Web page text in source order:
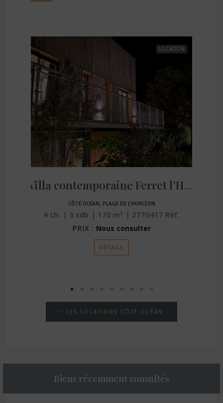
LOCATION
Villa contemporaine Ferret l’Horizon
CÔTÉ OCÉAN, PLAGE DE L'HORIZON
4 ch. 3 sdb 170 m² 2770417 Réf.
PRIX : Nous consulter
DÉTAILS
> LES LOCATIONS CÔTÉ OCÉAN
Biens récemment consultés